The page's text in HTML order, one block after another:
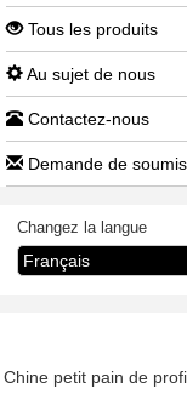
Tous les produits
Au sujet de nous
Contactez-nous
Demande de
Changez la langue
Chine petit pain de